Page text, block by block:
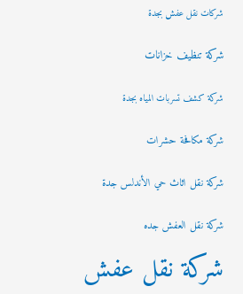
شركات نقل عفش بجدة
شركة تنظيف خزانات
شركة كشف تسربات المياه بجدة
شركة مكافحة حشرات
شركة نقل اثاث حي الأندلس جدة
شركة نقل العفش جده
شركة نقل عفش